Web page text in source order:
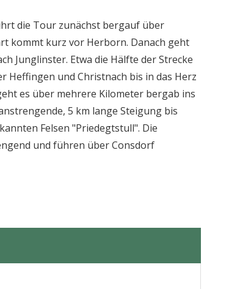
die Tour zunächst bergauf über
kommt kurz vor Herborn. Danach geht
Junglinster. Etwa die Hälfte der Strecke
und Christnach bis in das Herz
es über mehrere Kilometer bergab ins
5 km lange Steigung bis
Felsen "Priedegtstull". Die
und führen über Consdorf